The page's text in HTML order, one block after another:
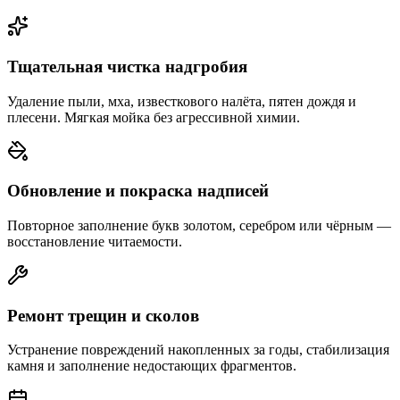
Тщательная чистка надгробия
Удаление пыли, мха, известкового налёта, пятен дождя и
плесени. Мягкая мойка без агрессивной химии.
Обновление и покраска надписей
Повторное заполнение букв золотом, серебром или чёрным —
восстановление читаемости.
Ремонт трещин и сколов
Устранение повреждений накопленных за годы, стабилизация
камня и заполнение недостающих фрагментов.